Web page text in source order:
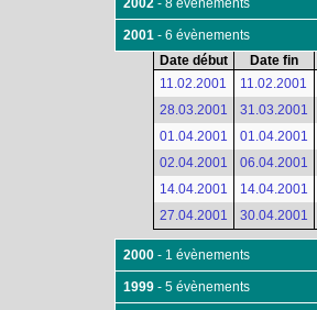
2002 - 8 évènements
2001 - 6 évènements
Date début
Date fin
11.02.2001
11.02.2001
28.03.2001
31.03.2001
01.04.2001
01.04.2001
02.04.2001
06.04.2001
14.04.2001
14.04.2001
27.04.2001
30.04.2001
2000 - 1 évènements
1999 - 5 évènements